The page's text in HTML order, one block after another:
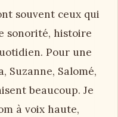
souvent ceux qui
sonorité, histoire
Pour une
Suzanne, Salomé,
beaucoup. Je
à voix haute,